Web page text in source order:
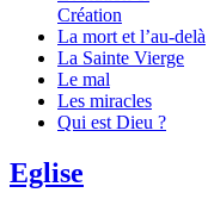
Création
La mort et l’au-delà
La Sainte Vierge
Le mal
Les miracles
Qui est Dieu ?
Eglise